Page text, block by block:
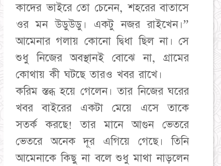
কাদের ভাইরে তো চেনেন, শহরের বাতাসে
ওর মন উডুউডু। একটু নজর রাইখেন।”
আমেনার গলায় কোনো দ্বিধা ছিল না। সে
শুধু নিজের অবস্থানই বোঝে না, গ্রামের
কোথায় কী ঘটছে তারও খবর রাখে।
​করিম স্তব্ধ হয়ে গেলেন। তার নিজের ঘরের
খবর বাইরের একটা মেয়ে এসে তাকে
সতর্ক করছে! তার মানে আগুন ভেতরে
ভেতরে অনেক দূর এগিয়ে গেছে। তিনি
আমেনাকে কিছু না বলে শুধু মাথা নাড়লেন